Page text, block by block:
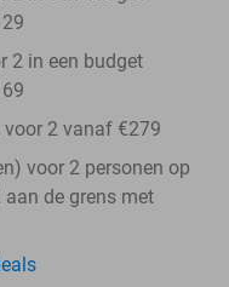
2 in een budget
2 vanaf €279
voor 2 personen op
de grens met